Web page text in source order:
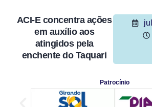
ACI-E concentra ações
em auxílio aos
atingidos pela
enchente do Taquari
Patrocínio